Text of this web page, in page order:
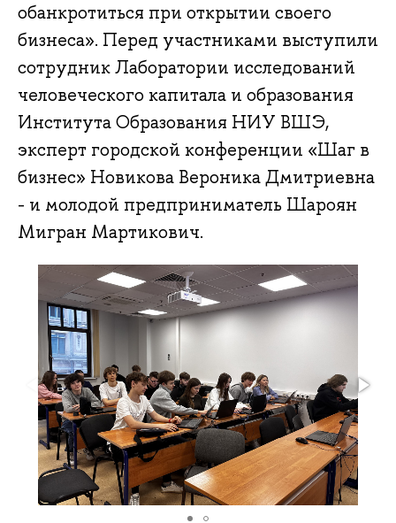
обанкротиться при открытии своего
бизнеса». Перед участниками выступили
сотрудник Лаборатории исследований
человеческого капитала и образования
Института Образования НИУ ВШЭ,
эксперт городской конференции «Шаг в
бизнес» Новикова Вероника Дмитриевна
- и молодой предприниматель Шароян
Мигран Мартикович.